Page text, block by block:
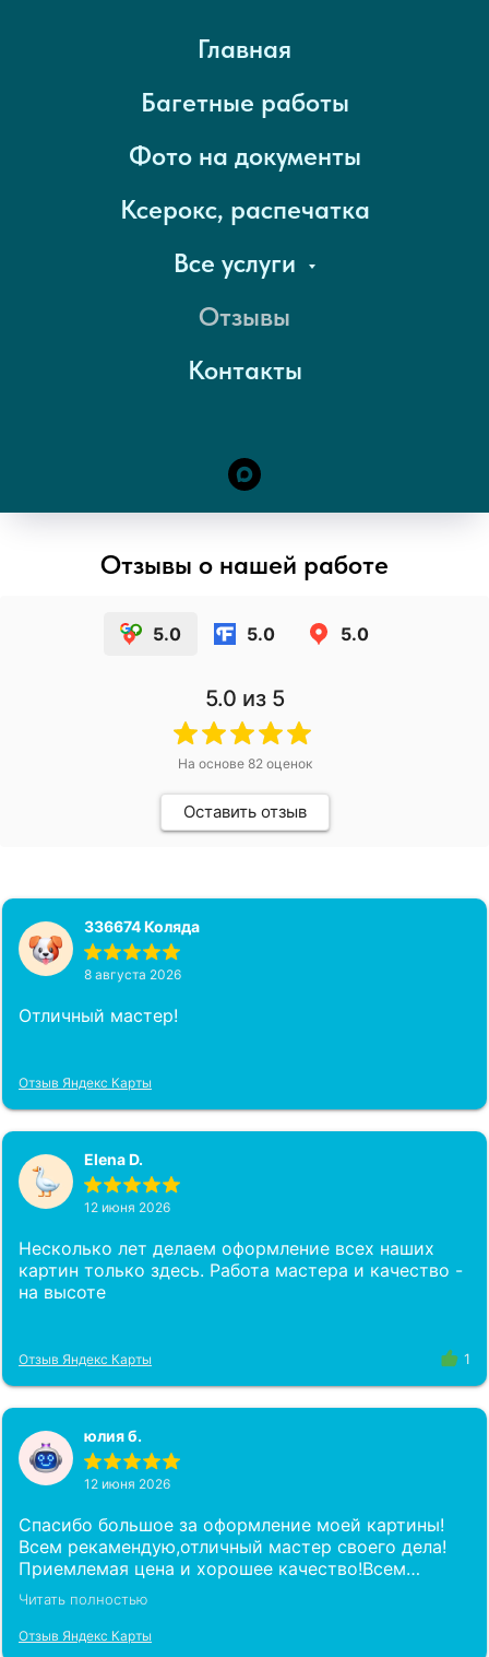
Главная
Багетные работы
Фото на документы
Ксерокс, распечатка
Все услуги
Отзывы
Контакты
Отзывы о нашей работе
5.0 5.0 5.0
5.0 из 5
На основе 82оценок
Оставить отзыв
336674 Коляда
8 августа 2026
Отличный мастер!
Отзыв Яндекс Карты
Elena D.
12 июня 2026
Несколько лет делаем оформление всех наших
картин только здесь. Работа мастера и качество -
на высоте
Отзыв Яндекс Карты 1
юлия б.
12 июня 2026
Спасибо большое за оформление моей картины!
Всем рекамендую,отличный мастер своего дела!
Приемлемая цена и хорошее качество!Всем
рекомендую!
Читать полностью
Отзыв Яндекс Карты